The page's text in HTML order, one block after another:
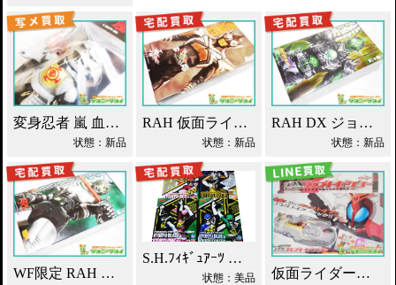
変身忍者 嵐 血車魔神斉 東映レトロソフビ買取！
状態：新品
RAH 仮面ライダーパンチホッパー 2011DX買取！
状態：新品
RAH DX ジョーカー 仮面ライダーブレイド買取！
状態：新品
WF限定 RAH シャドームーン Ver.1.5 2012DX 買取！
S.H.ﾌｨｷﾞｭｱｰﾂ 獣電戦隊ｷｮｳﾘｭｳｼﾞｬｰ買取！
状態：美品 仮面ライダーカブト DXカブトゼクター買取！